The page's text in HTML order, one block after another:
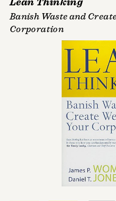
Banish Waste and
Corporation